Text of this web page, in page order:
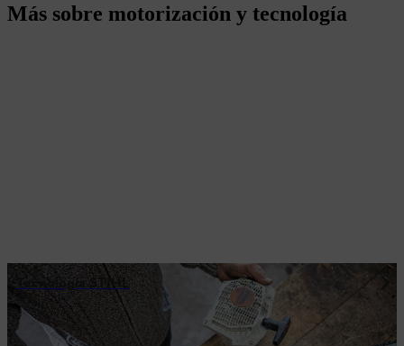
Más sobre motorización y tecnología
Tecnología STIHL